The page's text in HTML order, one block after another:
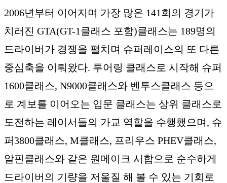
2006년부터 이어지며 가장 많은 141회의 경기가
치러진 GTA(GT-1클래스 포함)클래스는 189명의
드라이버가 경쟁을 펼치며 슈퍼레이스의 또 다른
중심축을 이뤄왔다. 투어링 클래스로 시작해 슈퍼
1600클래스, N9000클래스와 벤투스클래스 등으
로 계보를 이어오는 입문 클래스는 상위 클래스로
도전하는 레이서들의 가교 역할을 수행했으며, 슈
퍼3800클래스, M클래스, 프리우스 PHEV클래스,
알핀클래스와 같은 원메이크 시합으로 순수하게
드라이버의 기량을 저울질 해 볼 수 있는 기회로